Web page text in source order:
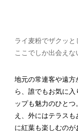
ライ麦粉でザクッと
ここでしか出会えな
地元の常連客や遠
ら、誰でもお気に
ップも魅力のひと
え、外にはテラス
に紅葉も楽しむのが